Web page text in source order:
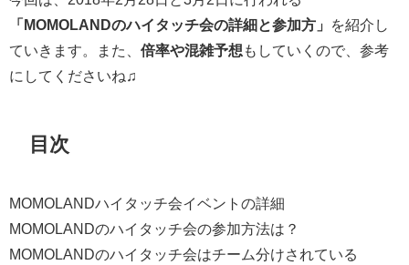
「MOMOLANDのハイタッチ会の詳細と参加方」
を紹介し
ていきます。また、 倍率や混雑予想 もしていくので、参考
にしてくださいね♫
目次
MOMOLANDハイタッチ会イベントの詳細
MOMOLANDのハイタッチ会の参加方法は？
MOMOLANDのハイタッチ会はチーム分けされている